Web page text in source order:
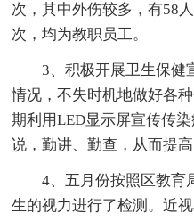
次，其中外伤较多，有58
次，均为教职员工。
3、积极开展卫生保健
情况，不失时机地做好各
期利用LED显示屏宣传传
说，勤讲、勤查，从而提
4、五月份按照区教育
生的视力进行了检测。近